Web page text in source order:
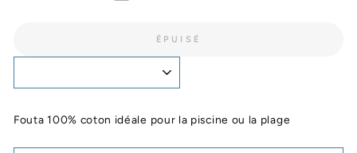
ÉPUISÉ
Fouta 100% coton idéale pour la piscine ou la plage